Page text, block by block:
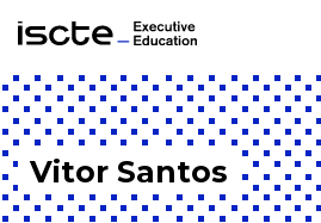
Vitor Santos